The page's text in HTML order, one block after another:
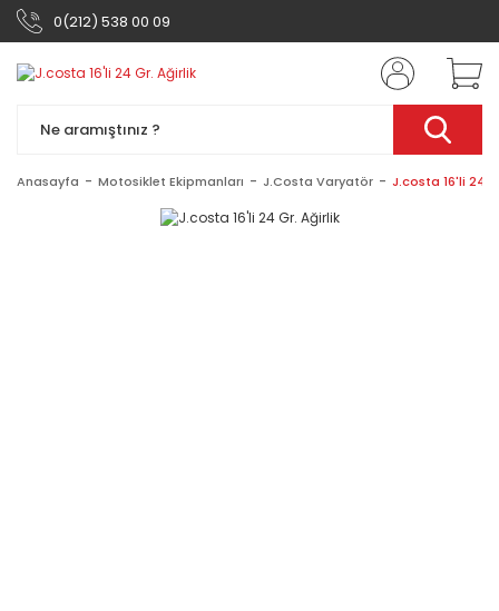
0(212) 538 00 09
Anasayfa Motosiklet Ekipmanları J.Costa Varyatör J.costa 16'li 24